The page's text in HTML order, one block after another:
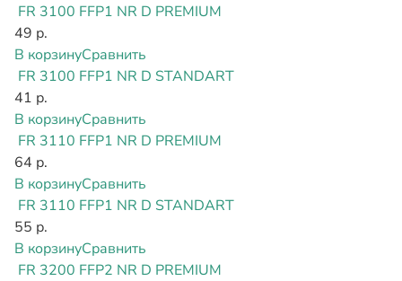
FR 3100 FFP1 NR D PREMIUM
49 р.
В корзинуСравнить
FR 3100 FFP1 NR D STANDART
41 р.
В корзинуСравнить
FR 3110 FFP1 NR D PREMIUM
64 р.
В корзинуСравнить
FR 3110 FFP1 NR D STANDART
55 р.
В корзинуСравнить
FR 3200 FFP2 NR D PREMIUM